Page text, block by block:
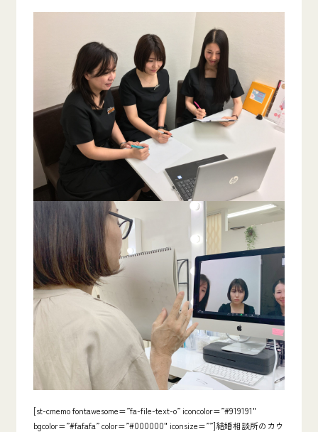
[st-cmemo fontawesome=”fa-file-text-o” iconcolor=”#919191″
bgcolor=”#fafafa” color=”#000000″ iconsize=””]結婚相談所のカウ